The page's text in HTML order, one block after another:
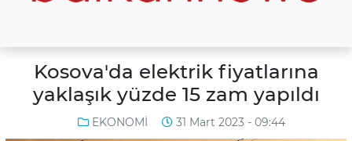
Kosova'da elektrik fiyatlarına
yaklaşık yüzde 15 zam yapıldı
EKONOMİ 31 Mart 2023 - 09:44